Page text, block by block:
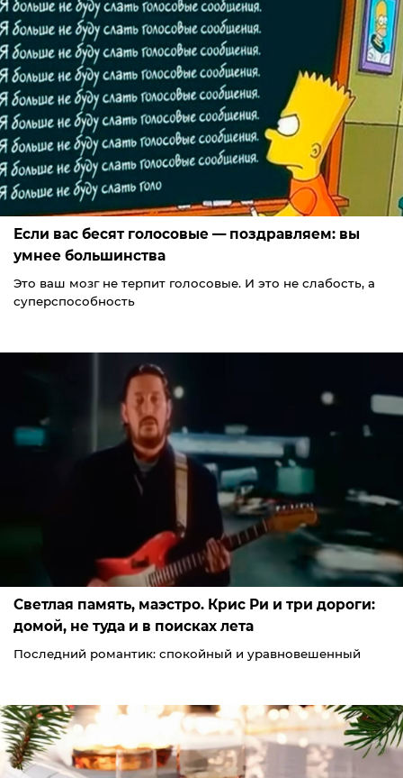
Если вас бесят голосовые — поздравляем: вы
умнее большинства
Это ваш мозг не терпит голосовые. И это не слабость, а
суперспособность
Светлая память, маэстро. Крис Ри и три дороги:
домой, не туда и в поисках лета
Последний романтик: спокойный и уравновешенный